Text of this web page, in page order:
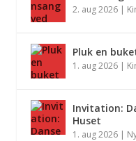
2. aug 2026 |
Pluk en
1. aug 2026 |
Invitation:
Huset
1. aug 2026 |